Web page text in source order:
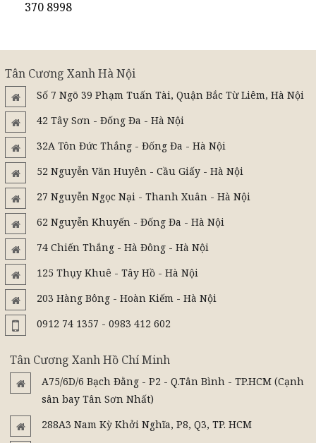
370 8998
Tân Cương Xanh Hà Nội
Số 7 Ngõ 39 Phạm Tuấn Tài, Quận Bắc Từ Liêm, Hà Nội
42 Tây Sơn - Đống Đa - Hà Nội
32A Tôn Đức Thắng - Đống Đa - Hà Nội
52 Nguyễn Văn Huyên - Cầu Giấy - Hà Nội
27 Nguyễn Ngọc Nại - Thanh Xuân - Hà Nội
62 Nguyễn Khuyến - Đống Đa - Hà Nội
74 Chiến Thắng - Hà Đông - Hà Nội
125 Thụy Khuê - Tây Hồ - Hà Nội
203 Hàng Bông - Hoàn Kiếm - Hà Nội
0912 74 1357 - 0983 412 602
Tân Cương Xanh Hồ Chí Minh
A75/6D/6 Bạch Đằng - P2 - Q.Tân Bình - TP.HCM (Cạnh
sân bay Tân Sơn Nhất)
288A3 Nam Kỳ Khởi Nghĩa, P8, Q3, TP. HCM